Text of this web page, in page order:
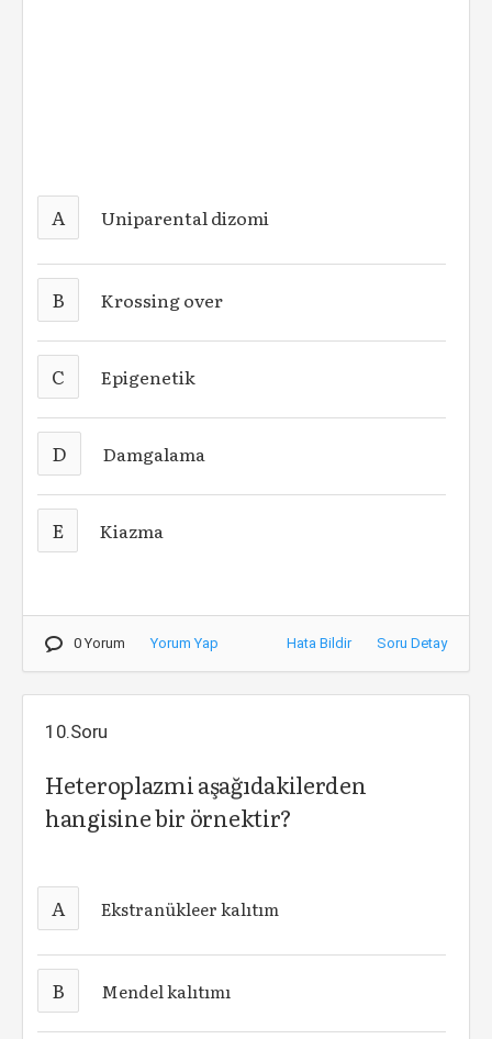
A Uniparental dizomi
B Krossing over
C Epigenetik
D Damgalama
E Kiazma
0 Yorum Yorum Yap Hata Bildir Soru Detay
10.Soru
Heteroplazmi aşağıdakilerden
hangisine bir örnektir?
A Ekstranükleer kalıtım
B Mendel kalıtımı